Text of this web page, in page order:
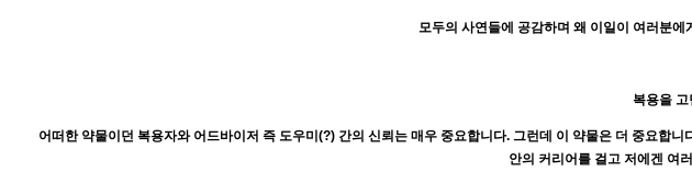
모두의 사연들에 공감하며 왜 이일이 여러분
복용을
어떠한 약물이던 복용자와 어드바이저 즉 도우미(?) 간의 신뢰는 매우 중요합니다. 그런데 이 약물은 더 중요
안의 커리어를 걸고 저에겐 여